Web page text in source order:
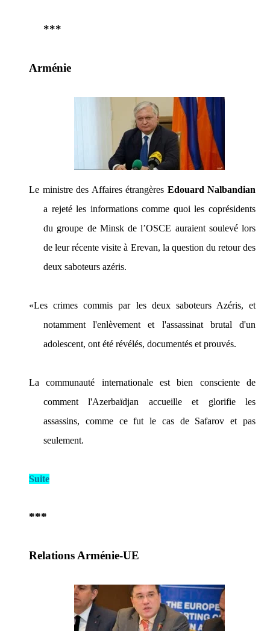
***
Arménie
Le ministre des Affaires étrangères Edouard Nalbandian
a rejeté les informations comme quoi les coprésidents
du groupe de Minsk de l’OSCE auraient soulevé lors
de leur récente visite à Erevan, la question du retour des
deux saboteurs azéris.
«Les crimes commis par les deux saboteurs Azéris, et
notamment l'enlèvement et l'assassinat brutal d'un
adolescent, ont été révélés, documentés et prouvés.
La communauté internationale est bien consciente de
comment l'Azerbaïdjan accueille et glorifie les
assassins, comme ce fut le cas de Safarov et pas
seulement.
Suite
***
Relations Arménie-UE